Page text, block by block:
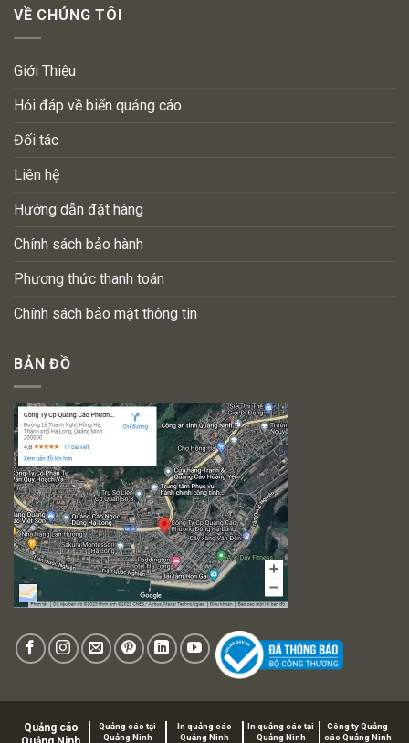
VỀ CHÚNG TÔI
Giới Thiệu
Hỏi đáp về biển quảng cáo
Đối tác
Liên hệ
Hướng dẫn đặt hàng
Chính sách bảo hành
Phương thức thanh toán
Chính sách bảo mật thông tin
BẢN ĐỒ
Quảng cáo
Quảng cáo tại
Quảng Ninh
In quảng cáo
Quảng Ninh
In quảng cáo tại
Quảng Ninh
Công ty Quảng
cáo Quảng Ninh